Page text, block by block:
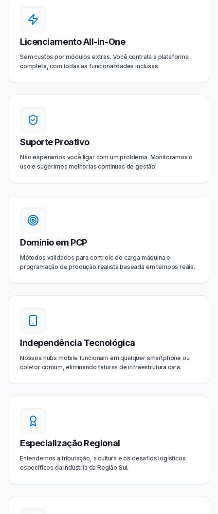
Licenciamento All-in-One
Sem custos por módulos extras. Você contrata a plataforma
completa, com todas as funcionalidades inclusas.
Suporte Proativo
Não esperamos você ligar com um problema. Monitoramos o
uso e sugerimos melhorias contínuas de gestão.
Domínio em PCP
Métodos validados para controle de carga máquina e
programação de produção realista baseada em tempos reais.
Independência Tecnológica
Nossos hubs mobile funcionam em qualquer smartphone ou
coletor comum, eliminando faturas de infraestrutura cara.
Especialização Regional
Entendemos a tributação, a cultura e os desafios logísticos
específicos da indústria da Região Sul.